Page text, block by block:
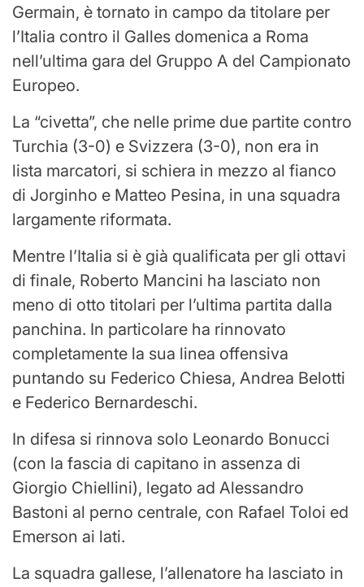
Germain, è tornato in campo da titolare per
l’Italia contro il Galles domenica a Roma
nell’ultima gara del Gruppo A del Campionato
Europeo.
La “civetta”, che nelle prime due partite contro
Turchia (3-0) e Svizzera (3-0), non era in
lista marcatori, si schiera in mezzo al fianco
di Jorginho e Matteo Pesina, in una squadra
largamente riformata.
Mentre l’Italia si è già qualificata per gli ottavi
di finale, Roberto Mancini ha lasciato non
meno di otto titolari per l’ultima partita dalla
panchina. In particolare ha rinnovato
completamente la sua linea offensiva
puntando su Federico Chiesa, Andrea Belotti
e Federico Bernardeschi.
In difesa si rinnova solo Leonardo Bonucci
(con la fascia di capitano in assenza di
Giorgio Chiellini), legato ad Alessandro
Bastoni al perno centrale, con Rafael Toloi ed
Emerson ai lati.
La squadra gallese, l’allenatore ha lasciato in